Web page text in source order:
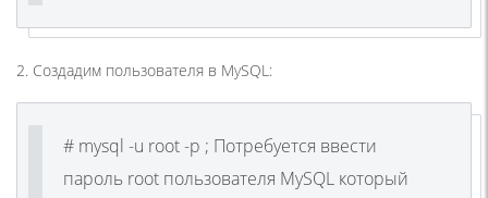
2. Создадим пользователя в MySQL:
# mysql -u root -p ; Потребуется ввести
пароль root пользователя MySQL который